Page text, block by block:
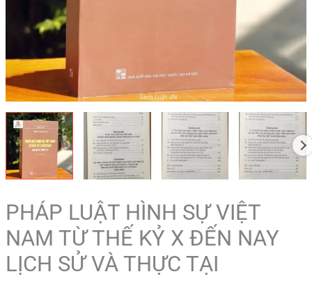
PHÁP LUẬT HÌNH SỰ VIỆT
NAM TỪ THẾ KỶ X ĐẾN NAY
LỊCH SỬ VÀ THỰC TẠI